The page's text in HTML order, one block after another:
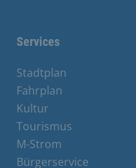
Services
Stadtplan
Fahrplan
Kultur
Tourismus
M-Strom
Bürgerservice